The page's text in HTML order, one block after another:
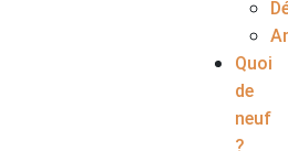
Quoi
de
neuf
?